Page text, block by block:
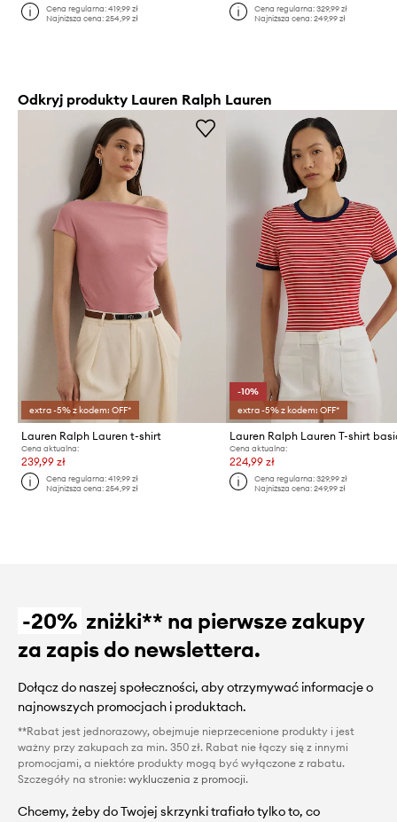
Cena regularna:419,99 zł
Najniższa cena:254,99 zł
Cena regularna: 329,99 zł
Najniższa cena: 249,99 zł
Odkryj produkty Lauren Ralph Lauren
extra -5% z kodem: OFF*
Lauren Ralph Lauren t-shirt
Cena aktualna:
239,99 zł
Cena regularna:419,99 zł
Najniższa cena:254,99 zł
-10%
extra -5% z kodem: OFF*
Cena aktualna:
224,99 zł
Cena regularna: 329,99 zł
Najniższa cena: 249,99 zł
-20% zniżki** na pierwsze zakupy
za zapis do newslettera.
Dołącz do naszej społeczności, aby otrzymywać informacje o
najnowszych promocjach i produktach.
**Rabat jest jednorazowy, obejmuje nieprzecenione produkty i jest
ważny przy zakupach za min. 350 zł. Rabat nie łączy się z innymi
promocjami, a niektóre produkty mogą być wyłączone z rabatu.
Szczegóły na stronie: wykluczenia z promocji.
Chcemy, żeby do Twojej skrzynki trafiało tylko to, co